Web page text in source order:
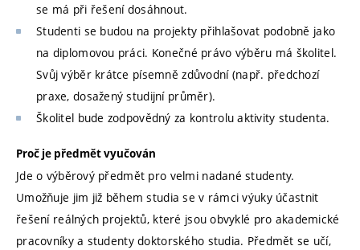
se má při řešení dosáhnout.
Studenti se budou na projekty přihlašovat podobně jako
na diplomovou práci. Konečné právo výběru má školitel.
Svůj výběr krátce písemně zdůvodní (např. předchozí
praxe, dosažený studijní průměr).
Školitel bude zodpovědný za kontrolu aktivity studenta.
Proč je předmět vyučován
Jde o výběrový předmět pro velmi nadané studenty.
Umožňuje jim již během studia se v rámci výuky účastnit
řešení reálných projektů, které jsou obvyklé pro akademické
pracovníky a studenty doktorského studia. Předmět se učí,